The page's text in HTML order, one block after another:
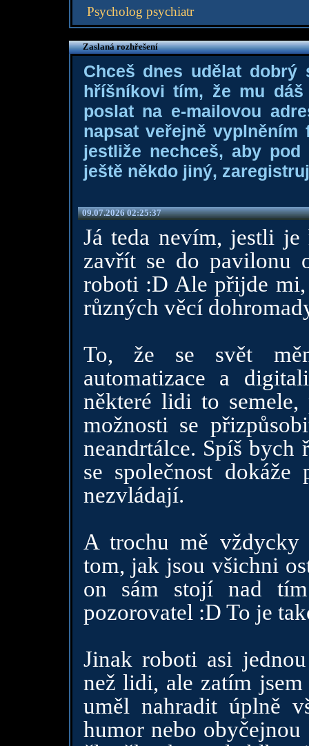
Psycholog psychiatr
Zaslaná rozhřešení
Chceš dnes udělat dobrý
hříšníkovi tím, že mu
poslat na e-mailovou
napsat veřejně
jestliže nechceš, aby
ještě někdo jiný,
09.07.2026 02:25:37
Já teda nevím, jestli je
zavřít se do pavilonu
roboti :D Ale přijde
různých věcí
To, že se svět
automatizace a
některé lidi to semele,
možnosti se
neandrtálce. Spíš
se společnost
nezvládají.
A trochu mě
tom, jak jsou všichni
on sám stojí nad
pozorovatel :D To je
Jinak roboti asi
než lidi, ale zatím
uměl nahradit úplně
humor nebo